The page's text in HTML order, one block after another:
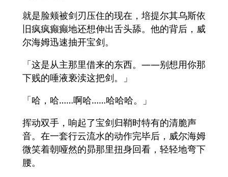
就是脸颊被剑刃压住的现在，培提尔其乌斯依
旧疯疯癫癫地还想伸出舌头舔。他的背后，威
尔海姆迅速抽开宝剑。
「这是从主那里借来的东西。——别想用你那
下贱的唾液亵渎这把剑。」
「哈，哈……啊哈……哈哈哈。」
挥动双手，响起了宝剑归鞘时特有的清脆声
音。在一套行云流水的动作完毕后，威尔海姆
微笑着朝哑然的昴那里扭身回看，轻轻地弯下
腰。